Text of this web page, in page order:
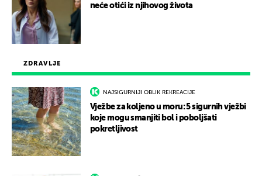
ZDRAVLJE
NAJSIGURNIJI OBLIK REKREACIJE
Vježbe za koljeno u moru: 5 sigurnih vježbi
koje mogu smanjiti bol i poboljšati
pokretljivost
neće otići iz njihovog života